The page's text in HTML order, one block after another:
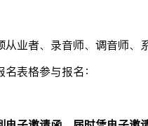
业者、录音师、调音师、
表格参与报名：